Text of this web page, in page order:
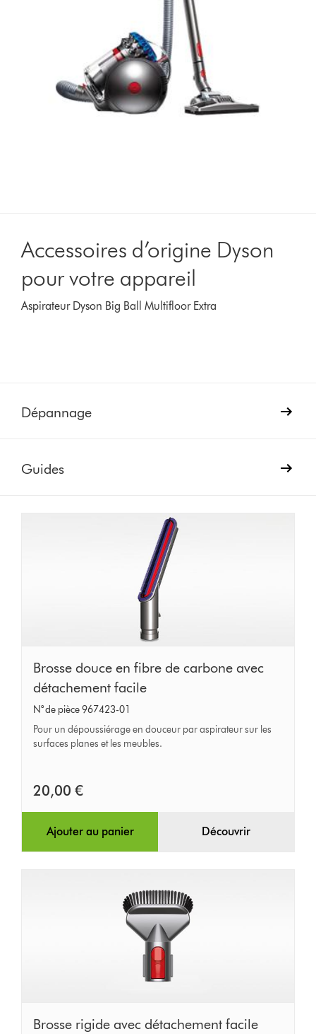
Accessoires d’origine Dyson
pour votre appareil
Aspirateur Dyson Big Ball Multifloor Extra
Dépannage
Guides
Brosse
douce
en
fibre
de
avec
facile
Brosse douce en fibre de carbone avec
détachement facile
N° de pièce 967423-01
Pour un dépoussiérage en douceur par aspirateur sur les
surfaces planes et les meubles.
20,00 €
Ajouter au panier Découvrir
Brosse
Brosse rigide avec détachement facile